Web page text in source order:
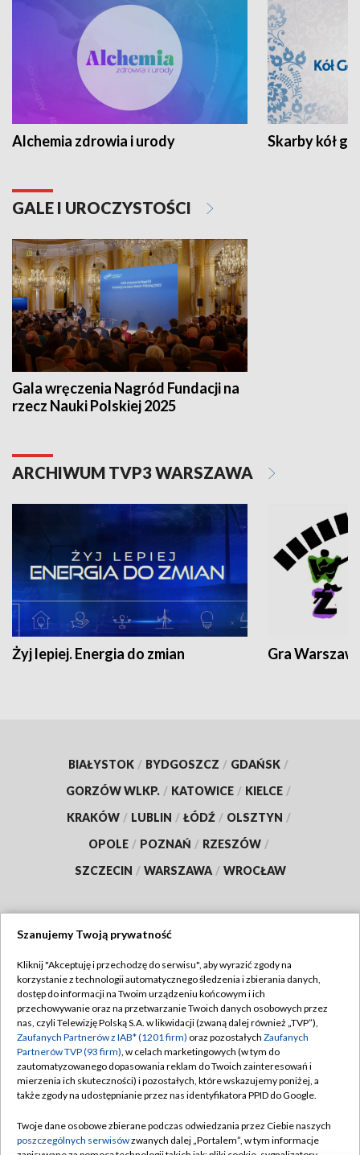
Alchemia zdrowia i urody Skarby kół
GALE I UROCZYSTOŚCI
Gala wręczenia Nagród Fundacji na
rzecz Nauki Polskiej 2025
ARCHIWUM TVP3 WARSZAWA
Żyj lepiej. Energia do zmian Gra
BIAŁYSTOK / BYDGOSZCZ / GDAŃSK /
GORZÓW WLKP. / KATOWICE / KIELCE /
KRAKÓW / LUBLIN / ŁÓDŹ / OLSZTYN /
OPOLE / POZNAŃ / RZESZÓW /
SZCZECIN / WARSZAWA / WROCŁAW
TVP
Abonament TVP
Emisja w TVP
Centrum informacji TVP
Naziemna Telewizja Cyfrowa
Rada Programowa
Regulamin TVP
Polityka prywatności
Moje zgody
Pomoc
Kontakt
Szanujemy Twoją prywatność
Kliknij "Akceptuję i przechodzę do serwisu", aby wyrazić zgody na
korzystanie z technologii automatycznego śledzenia i zbierania danych,
dostęp do informacji na Twoim urządzeniu końcowym i ich
przechowywanie oraz na przetwarzanie Twoich danych osobowych przez
nas, czyli Telewizję Polską S.A. w likwidacji (zwaną dalej również „TVP”),
Zaufanych Partnerów z IAB* (1201 firm) oraz pozostałych Zaufanych
Partnerów TVP (93 firm), w celach marketingowych (w tym do
zautomatyzowanego dopasowania reklam do Twoich zainteresowań i
mierzenia ich skuteczności) i pozostałych, które wskazujemy poniżej, a
także zgody na udostępnianie przez nas identyfikatora PPID do Google.
Twoje dane osobowe zbierane podczas odwiedzania przez Ciebie naszych
poszczególnych serwisówzwanych dalej „Portalem”, w tym informacje